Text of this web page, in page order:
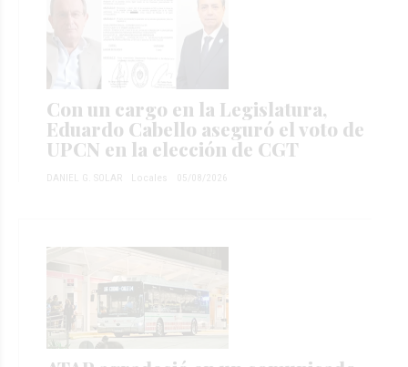
Con un cargo en la Legislatura,
Eduardo Cabello aseguró el voto de
UPCN en la elección de CGT
DANIEL G. SOLAR Locales 05/08/2026